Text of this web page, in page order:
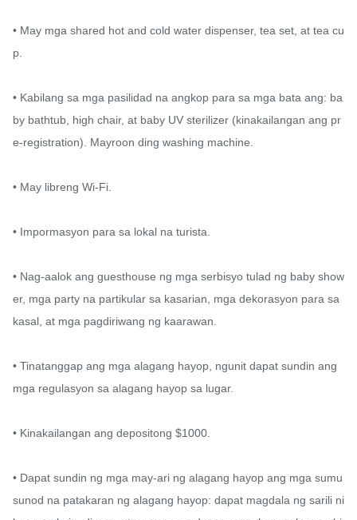
• May mga shared hot and cold water dispenser, tea set, at tea cu
p.
• Kabilang sa mga pasilidad na angkop para sa mga bata ang: ba
by bathtub, high chair, at baby UV sterilizer (kinakailangan ang pr
e-registration). Mayroon ding washing machine.
• May libreng Wi-Fi.
• Impormasyon para sa lokal na turista.
• Nag-aalok ang guesthouse ng mga serbisyo tulad ng baby show
er, mga party na partikular sa kasarian, mga dekorasyon para sa
kasal, at mga pagdiriwang ng kaarawan.
• Tinatanggap ang mga alagang hayop, ngunit dapat sundin ang
mga regulasyon sa alagang hayop sa lugar.
• Kinakailangan ang depositong $1000.
• Dapat sundin ng mga may-ari ng alagang hayop ang mga sumu
sunod na patakaran ng alagang hayop: dapat magdala ng sarili ni